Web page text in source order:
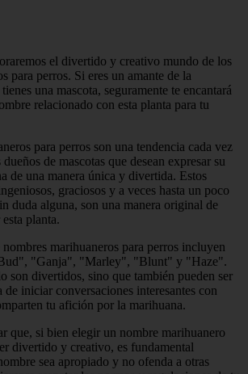
el divertido y creativo mundo de los
para perros. Si eres un amante de la
una mascota, seguramente te encantará
relacionado con esta planta para tu
para perros son una tendencia cada vez
de mascotas que desean expresar su
de una manera única y divertida. Estos
graciosos y a veces hasta un poco
duda alguna, son una manera original de
planta.
marihuaneros para perros incluyen
"Ganja", "Marley", "Blunt" y "Haze".
son divertidos, sino que también pueden ser
de iniciar conversaciones interesantes con
tu afición por la marihuana.
que, si bien elegir un nombre marihuanero
divertido y creativo, es fundamental
sea apropiado y no ofenda a otras